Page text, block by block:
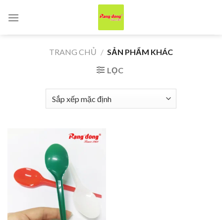
TRANG CHỦ / SẢN PHẨM KHÁC
LỌC